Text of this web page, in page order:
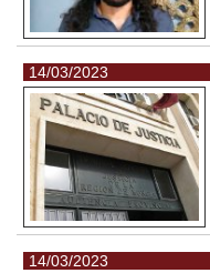
14/03/2023
14/03/2023